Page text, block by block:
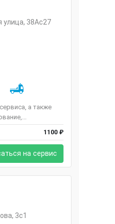
улица, 38Ас27
а также
1100 ₽
на сервис
3с1